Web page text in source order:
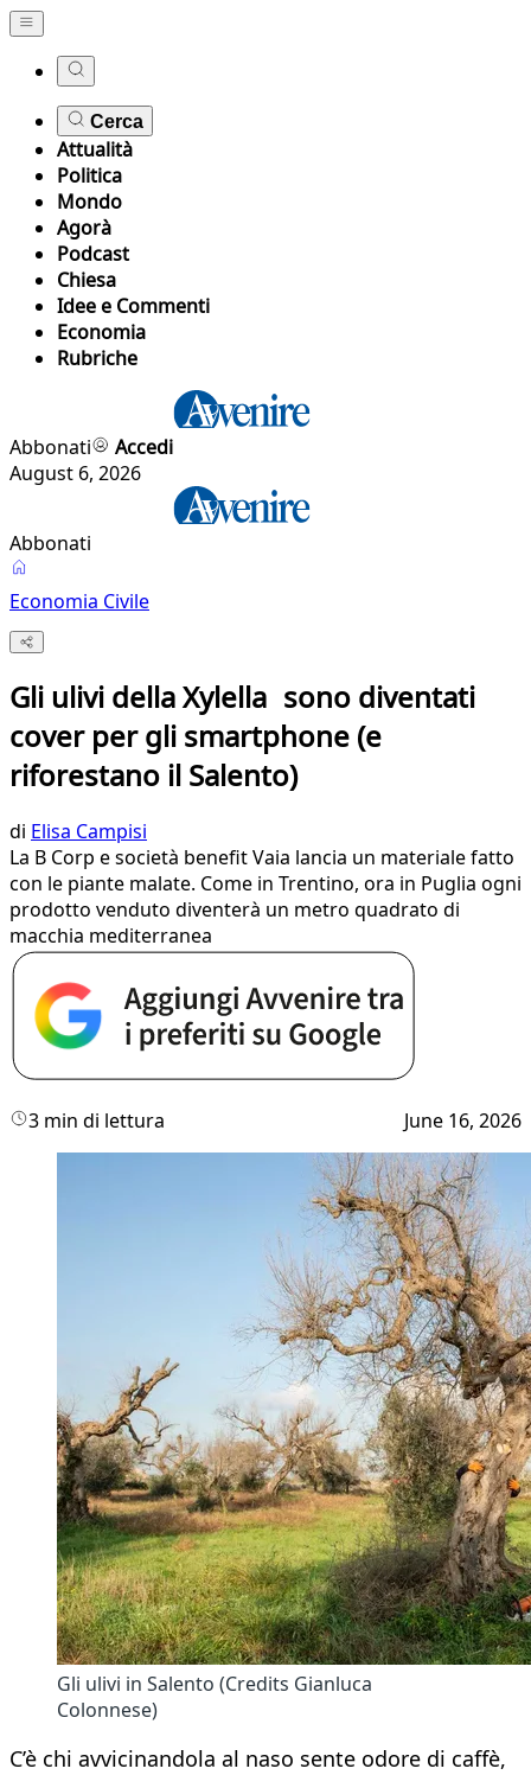
Cerca
Attualità
Politica
Mondo
Agorà
Podcast
Chiesa
Idee e Commenti
Economia
Rubriche
Abbonati
Accedi
August 6, 2026
Abbonati
Economia Civile
Gli ulivi della Xylella sono diventati
cover per gli smartphone (e
riforestano il Salento)
di Elisa Campisi
La B Corp e società benefit Vaia lancia un materiale fatto
con le piante malate. Come in Trentino, ora in Puglia ogni
prodotto venduto diventerà un metro quadrato di
macchia mediterranea
3 min di lettura June 16, 2026
Gli ulivi in Salento (Credits Gianluca
Colonnese)
C’è chi avvicinandola al naso sente odore di caffè,